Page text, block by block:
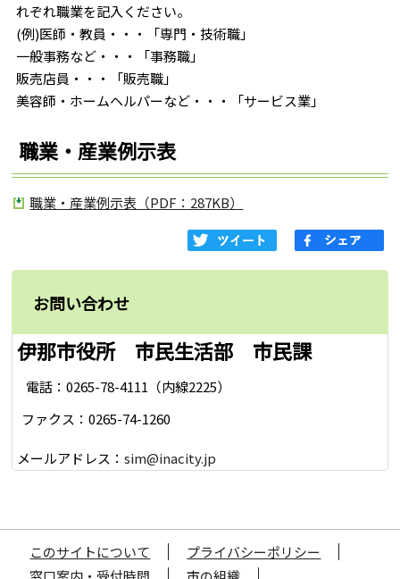
れぞれ職業を記入ください。
(例)医師・教員・・・「専門・技術職」
一般事務など・・・「事務職」
販売店員・・・「販売職」
美容師・ホームヘルパーなど・・・「サービス業」
職業・産業例示表
職業・産業例示表（PDF：287KB）
お問い合わせ
伊那市役所 市民生活部 市民課
電話：0265-78-4111（内線2225）
ファクス：0265-74-1260
メールアドレス：sim@inacity.jp
このサイトについて
プライバシーポリシー